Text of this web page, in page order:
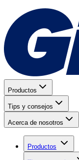
Productos
Tips y consejos
Acerca de nosotros
Productos